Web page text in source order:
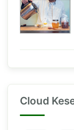
Cloud